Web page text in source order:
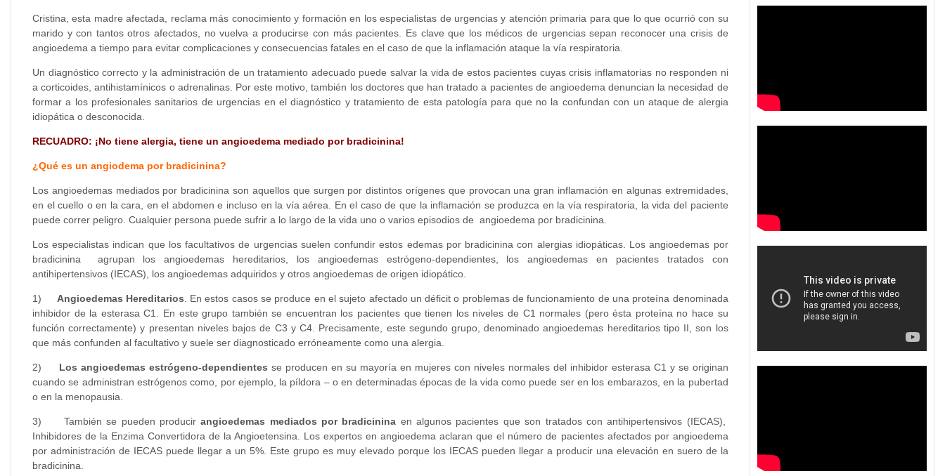
Cristina, esta madre afectada, reclama más conocimiento y formación en los especialistas de urgencias y atención primaria para que lo que ocurrió con su
marido y con tantos otros afectados, no vuelva a producirse con más pacientes. Es clave que los médicos de urgencias sepan reconocer una crisis de
angioedema a tiempo para evitar complicaciones y consecuencias fatales en el caso de que la inflamación ataque la vía respiratoria.
Un diagnóstico correcto y la administración de un tratamiento adecuado puede salvar la vida de estos pacientes cuyas crisis inflamatorias no responden ni
a corticoides, antihistamínicos o adrenalinas. Por este motivo, también los doctores que han tratado a pacientes de angioedema denuncian la necesidad de
formar a los profesionales sanitarios de urgencias en el diagnóstico y tratamiento de esta patología para que no la confundan con un ataque de alergia
idiopática o desconocida.
RECUADRO: ¡No tiene alergia, tiene un angioedema mediado por bradicinina!
¿Qué es un angiodema por bradicinina?
Los angioedemas mediados por bradicinina son aquellos que surgen por distintos orígenes que provocan una gran inflamación en algunas extremidades,
en el cuello o en la cara, en el abdomen e incluso en la vía aérea. En el caso de que la inflamación se produzca en la vía respiratoria, la vida del paciente
puede correr peligro. Cualquier persona puede sufrir a lo largo de la vida uno o varios episodios de angioedema por bradicinina.
Los especialistas indican que los facultativos de urgencias suelen confundir estos edemas por bradicinina con alergias idiopáticas. Los angioedemas por
bradicinina agrupan los angioedemas hereditarios, los angioedemas estrógeno-dependientes, los angioedemas en pacientes tratados con
antihipertensivos (IECAS), los angioedemas adquiridos y otros angioedemas de origen idiopático.
1) Angioedemas Hereditarios . En estos casos se produce en el sujeto afectado un déficit o problemas de funcionamiento de una proteína denominada
inhibidor de la esterasa C1. En este grupo también se encuentran los pacientes que tienen los niveles de C1 normales (pero ésta proteína no hace su
función correctamente) y presentan niveles bajos de C3 y C4. Precisamente, este segundo grupo, denominado angioedemas hereditarios tipo II, son los
que más confunden al facultativo y suele ser diagnosticado erróneamente como una alergia.
2) Los angioedemas estrógeno-dependientes se producen en su mayoría en mujeres con niveles normales del inhibidor esterasa C1 y se originan
cuando se administran estrógenos como, por ejemplo, la píldora – o en determinadas épocas de la vida como puede ser en los embarazos, en la pubertad
o en la menopausia.
3) También se pueden producirangioedemas mediados por bradicinina en algunos pacientes que son tratados con antihipertensivos (IECAS),
Inhibidores de la Enzima Convertidora de la Angioetensina. Los expertos en angioedema aclaran que el número de pacientes afectados por angioedema
por administración de IECAS puede llegar a un 5%. Este grupo es muy elevado porque los IECAS pueden llegar a producir una elevación en suero de la
bradicinina.